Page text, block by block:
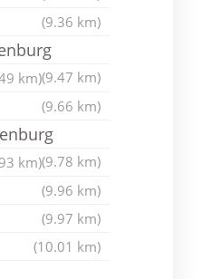
(9.36 km)
(9.47 km)
km)
(9.66 km)
(9.78 km)
km)
(9.96 km)
(9.97 km)
(10.01 km)